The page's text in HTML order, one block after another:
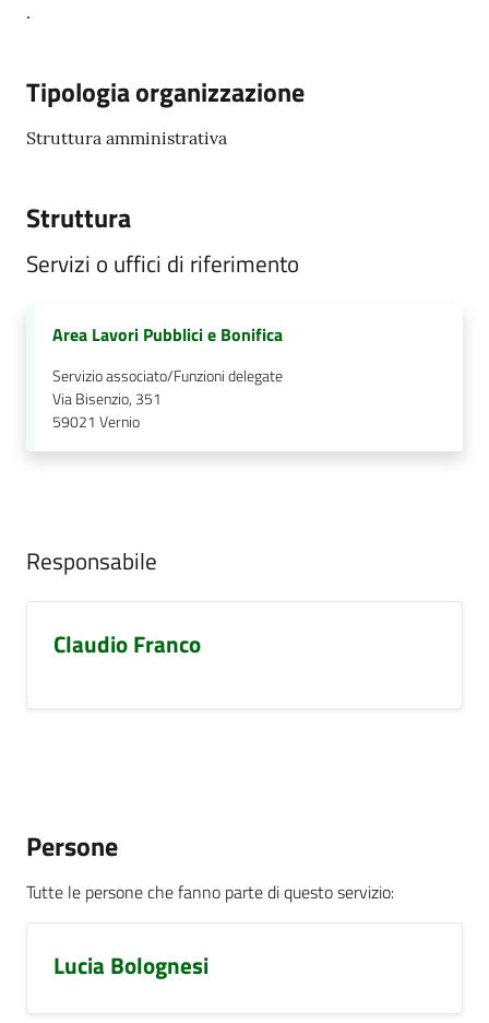
.
Tipologia organizzazione
Struttura amministrativa
Struttura
Servizi o uffici di riferimento
Area Lavori Pubblici e Bonifica
Servizio associato/Funzioni delegate
Via Bisenzio, 351
59021 Vernio
Responsabile
Claudio Franco
Persone
Tutte le persone che fanno parte di questo servizio:
Lucia Bolognesi